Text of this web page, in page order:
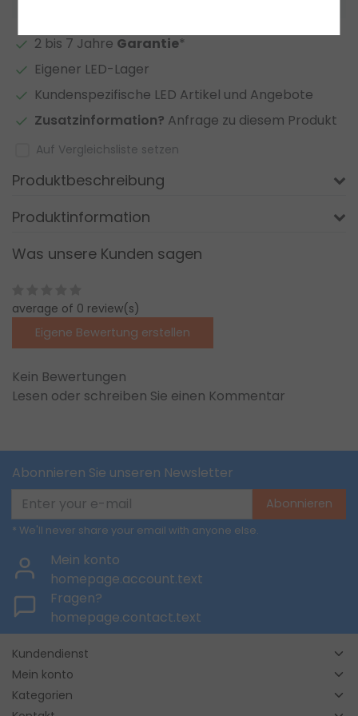
2 bis 7 Jahre Garantie*
Eigener LED-Lager
Kundenspezifische LED Artikel und Angebote
Zusatzinformation? Anfrage zu diesem Produkt
Auf Vergleichsliste setzen
Produktbeschreibung
Produktinformation
Was unsere Kunden sagen
average of 0 review(s)
Eigene Bewertung erstellen
Kein Bewertungen
Lesen oder schreiben Sie einen Kommentar
Abonnieren Sie unseren Newsletter
Abonnieren
* We'll never share your email with anyone else.
Mein konto
homepage.account.text
Fragen?
homepage.contact.text
Kundendienst
Mein konto
Kategorien